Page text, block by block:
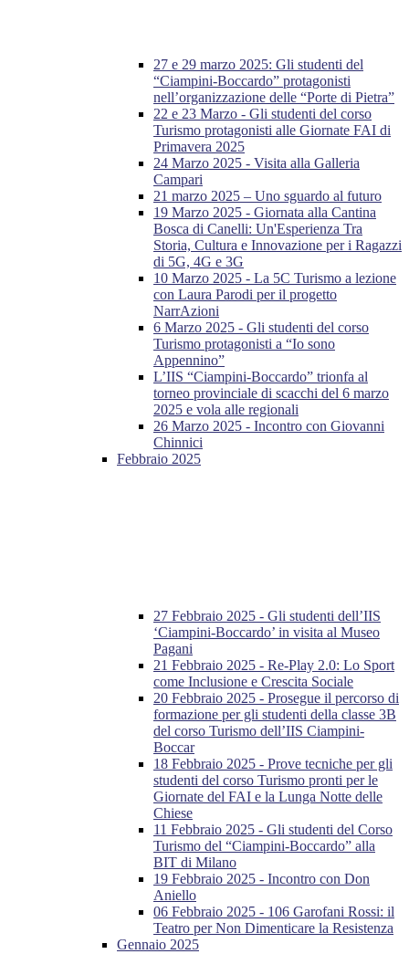
27 e 29 marzo 2025: Gli studenti del
“Ciampini-Boccardo” protagonisti
nell’organizzazione delle “Porte di Pietra”
22 e 23 Marzo - Gli studenti del corso
Turismo protagonisti alle Giornate FAI di
Primavera 2025
24 Marzo 2025 - Visita alla Galleria
Campari
21 marzo 2025 – Uno sguardo al futuro
19 Marzo 2025 - Giornata alla Cantina
Bosca di Canelli: Un'Esperienza Tra
Storia, Cultura e Innovazione per i Ragazzi
di 5G, 4G e 3G
10 Marzo 2025 - La 5C Turismo a lezione
con Laura Parodi per il progetto
NarrAzioni
6 Marzo 2025 - Gli studenti del corso
Turismo protagonisti a “Io sono
Appennino”
L’IIS “Ciampini-Boccardo” trionfa al
torneo provinciale di scacchi del 6 marzo
2025 e vola alle regionali
26 Marzo 2025 - Incontro con Giovanni
Chinnici
Febbraio 2025
27 Febbraio 2025 - Gli studenti dell’IIS
‘Ciampini-Boccardo’ in visita al Museo
Pagani
21 Febbraio 2025 - Re-Play 2.0: Lo Sport
come Inclusione e Crescita Sociale
20 Febbraio 2025 - Prosegue il percorso di
formazione per gli studenti della classe 3B
del corso Turismo dell’IIS Ciampini-
Boccar
18 Febbraio 2025 - Prove tecniche per gli
studenti del corso Turismo pronti per le
Giornate del FAI e la Lunga Notte delle
Chiese
11 Febbraio 2025 - Gli studenti del Corso
Turismo del “Ciampini-Boccardo” alla
BIT di Milano
19 Febbraio 2025 - Incontro con Don
Aniello
06 Febbraio 2025 - 106 Garofani Rossi: il
Teatro per Non Dimenticare la Resistenza
Gennaio 2025